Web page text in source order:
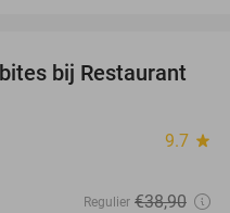
24%
bij Restaurant
9.7 star
Regulier €38,90